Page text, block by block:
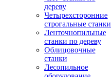
дереву
Четырехсторонние
строгальные станки
Ленточнопильные
станки по дереву
Облицовочные
станки
Лесопильное